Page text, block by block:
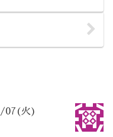
07(火)